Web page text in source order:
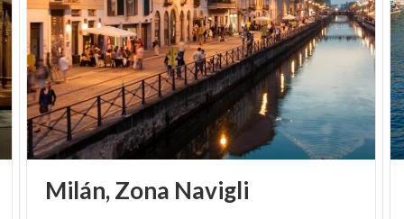
Más allá del cinturón forestal, pasamos de
Borgatello, un antiguo centro agrícola, para llegar a
la confluencia con el Ticino.
Se accede así a Pavía, un tesoro de arte e historia,
que se presenta con sus mil monumentos, sus
imponentes torres y su famosa universidad.
FICHA TÉCNICA
Salida: Milán - Porta Genova
Milán,Zona Navigli